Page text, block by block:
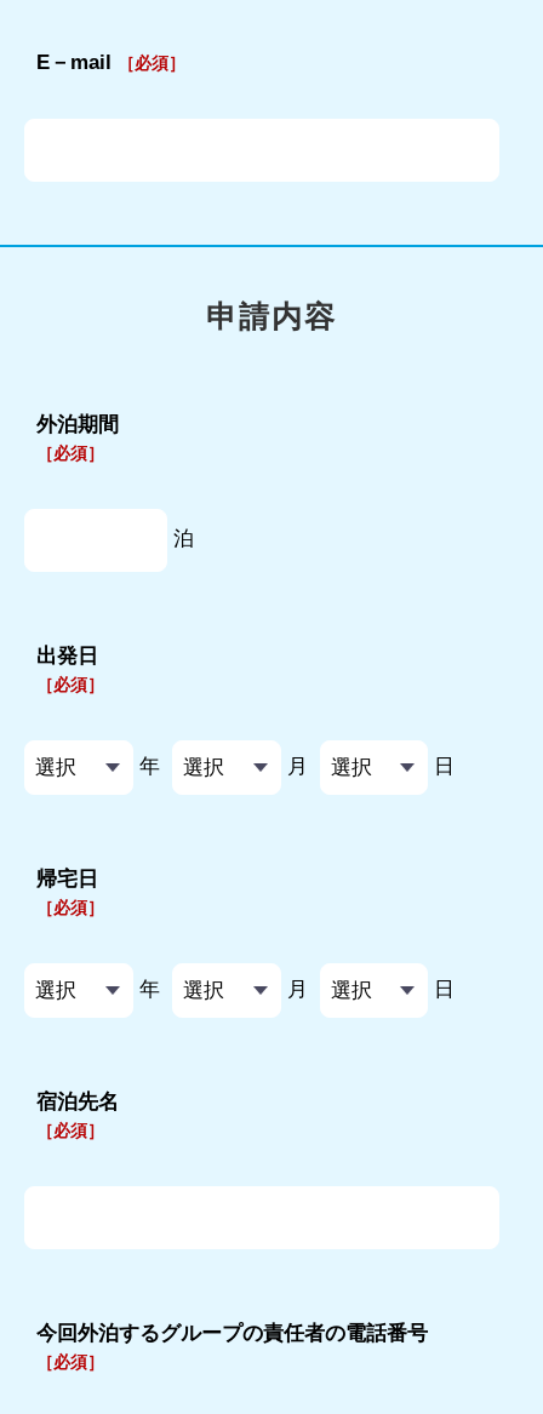
E－mail ［必須］
申請内容
外泊期間
［必須］
泊
出発日
［必須］
年 月 日
帰宅日
［必須］
年 月 日
宿泊先名
［必須］
今回外泊するグループの責任者の電話番号
［必須］